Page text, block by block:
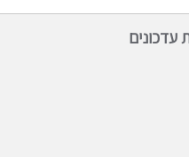
עדכונים